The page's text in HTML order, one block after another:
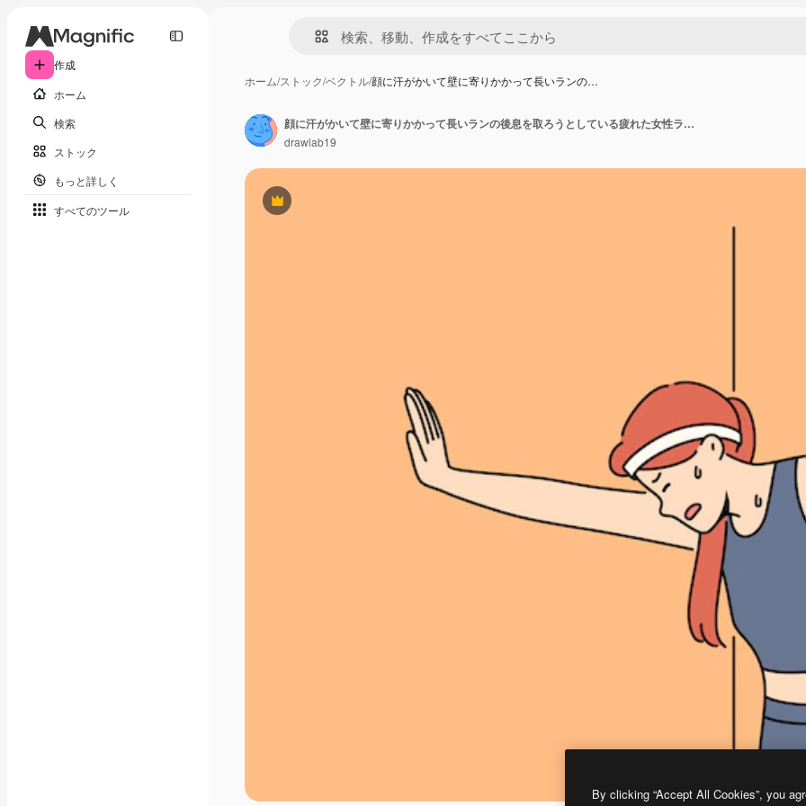
作成
ホーム
検索
ストック
もっと詳しく
すべてのツール
ホーム/ストック/ベクトル/顔に汗がかいて壁に寄りかかって長いランの…
Premium
顔に汗がかいて壁に寄りかかって長いランの後息を取ろうとしている疲れた女性ランナー 運動後の過度の疲労のため,若い女子ランナーがトレーナーの助けを必要としています.
drawlab19
By clicking “Accept All Cookies”, you